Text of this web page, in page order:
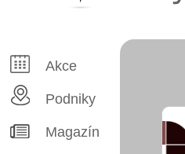
Akce
Podniky
Magazín